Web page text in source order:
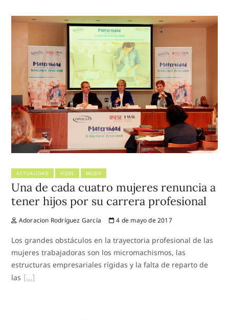
ACTUALIDAD HIJOS MUJER
Una de cada cuatro mujeres renuncia a
tener hijos por su carrera profesional
Adoracion Rodríguez García 4 de mayo de 2017
Los grandes obstáculos en la trayectoria profesional de las
mujeres trabajadoras son los micromachismos, las
estructuras empresariales rígidas y la falta de reparto de
las